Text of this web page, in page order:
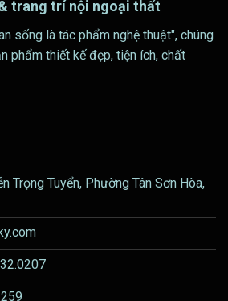
trang trí nội ngoại thất
sống là tác phẩm nghệ thuật", chúng
phẩm thiết kế đẹp, tiện ích, chất
Trọng Tuyển, Phường Tân Sơn Hòa,